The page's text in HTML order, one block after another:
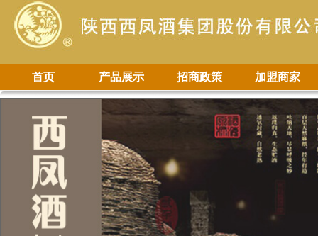
首页 产品展示 招商政策 加盟商家